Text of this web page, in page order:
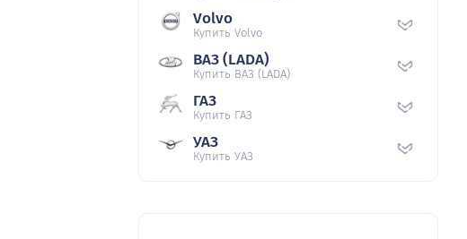
Volvo
Купить Volvo
ВАЗ (LADA)
Купить ВАЗ (LADA)
ГАЗ
Купить ГАЗ
УАЗ
Купить УАЗ